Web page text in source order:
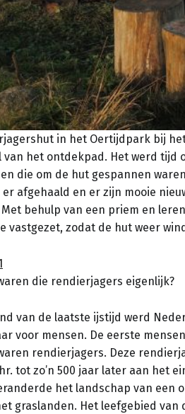
in het Oertijdpark bij
van het ontdekpad. Het werd tijd
die om de hut gespannen
er afgehaald en er zijn mooie
behulp van een priem en
vastgezet, zodat de hut weer
die rendierjagers eigenlijk?
van de laatste ijstijd werd
voor mensen. De eerste
rendierjagers. Deze
tot zo’n 500 jaar later aan het
het landschap van een
graslanden. Het leefgebied